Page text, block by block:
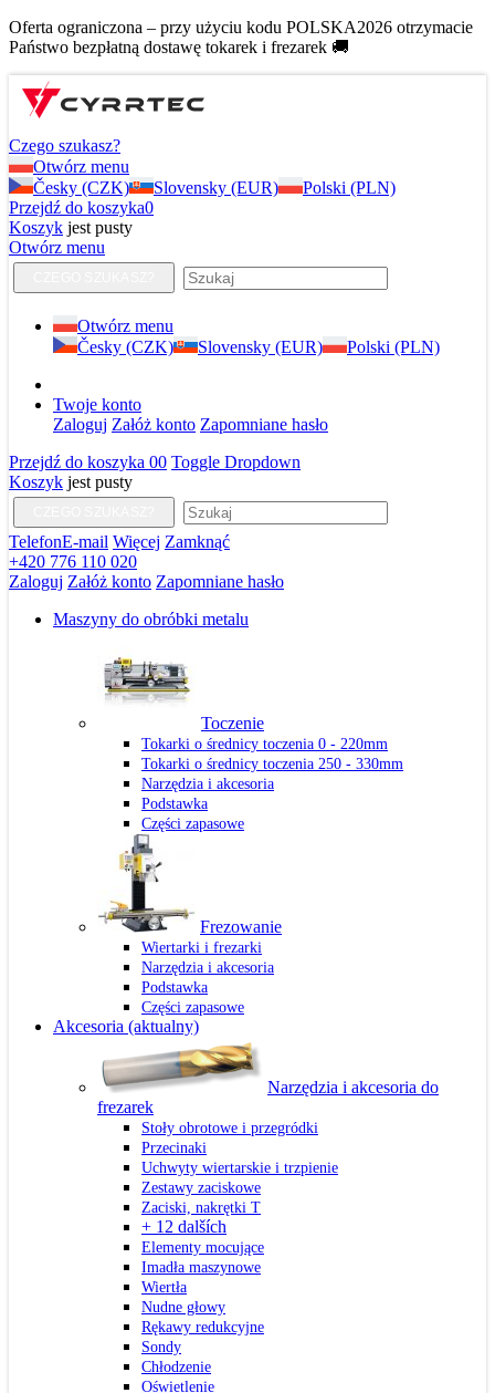
Oferta ograniczona – przy użyciu kodu POLSKA2026 otrzymacie
Państwo bezpłatną dostawę tokarek i frezarek 🚚
Czego szukasz?
Otwórz menu
Česky (CZK)
Slovensky (EUR)
Polski (PLN)
Przejdź do koszyka0
Koszyk jest pusty
Otwórz menu
Otwórz menu
Česky (CZK)
Slovensky (EUR) Polski (PLN)
Twoje konto
Zaloguj Załóż konto Zapomniane hasło
Przejdź do koszyka 00 Toggle Dropdown
Koszyk jest pusty
TelefonE-mail Więcej Zamknąć
+420 776 110 020
Zaloguj Załóż konto Zapomniane hasło
Maszyny do obróbki metalu
Toczenie
Tokarki o średnicy toczenia 0 - 220mm
Tokarki o średnicy toczenia 250 - 330mm
Narzędzia i akcesoria
Podstawka
Części zapasowe
Frezowanie
Wiertarki i frezarki
Narzędzia i akcesoria
Podstawka
Części zapasowe
Akcesoria (aktualny)
Narzędzia i akcesoria do
frezarek
Stoły obrotowe i przegródki
Przecinaki
Uchwyty wiertarskie i trzpienie
Zestawy zaciskowe
Zaciski, nakrętki T
+ 12 dalších
Elementy mocujące
Imadła maszynowe
Wiertła
Nudne głowy
Rękawy redukcyjne
Sondy
Chłodzenie
Oświetlenie